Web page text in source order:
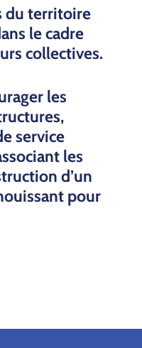
du territoire
le cadre
collectives.
les
service
les
d’un
pour